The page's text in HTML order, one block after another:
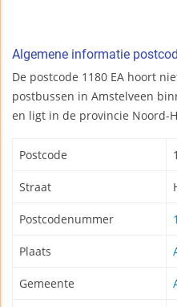
Algemene informatie
De postcode 1180 EA hoort
postbussen in Amstelveen
en ligt in de provincie Noord-
Postcode
Straat
Postcodenummer
Plaats
Gemeente